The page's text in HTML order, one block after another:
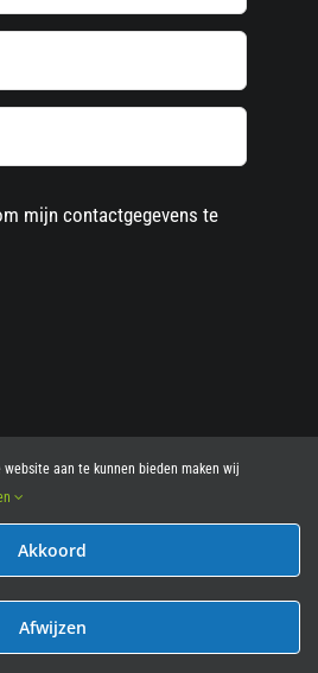
mijn contactgegevens te
• All Rights Reserved • powered
aan te kunnen bieden maken wij
Akkoord
Afwijzen